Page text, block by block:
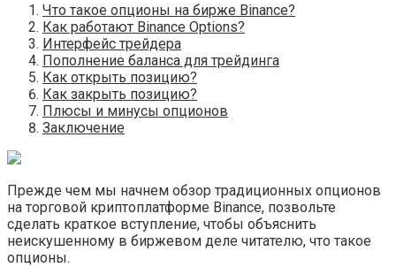
Что такое опционы на бирже Binance?
Как работают Binance Options?
Интерфейс трейдера
Пополнение баланса для трейдинга
Как открыть позицию?
Как закрыть позицию?
Плюсы и минусы опционов
Заключение
Прежде чем мы начнем обзор традиционных опционов
на торговой криптоплатформе Binance, позвольте
сделать краткое вступление, чтобы объяснить
неискушенному в биржевом деле читателю, что такое
опционы.